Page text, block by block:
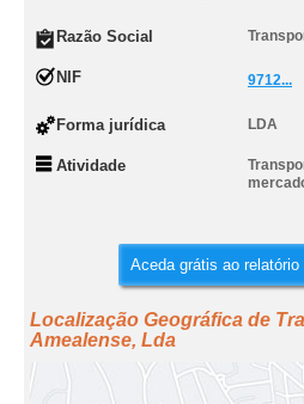
Razão Social
NIF 9712...
Forma jurídica LDA
Atividade
Aceda grátis ao
Localização Geográfica de
Amealense, Lda